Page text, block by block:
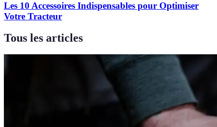
Les 10 Accessoires Indispensables pour Optimiser
Votre Tracteur
Tous les articles